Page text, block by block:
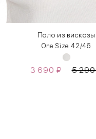
Поло из вискозы
One Size 42/46
3 690 ₽ 5